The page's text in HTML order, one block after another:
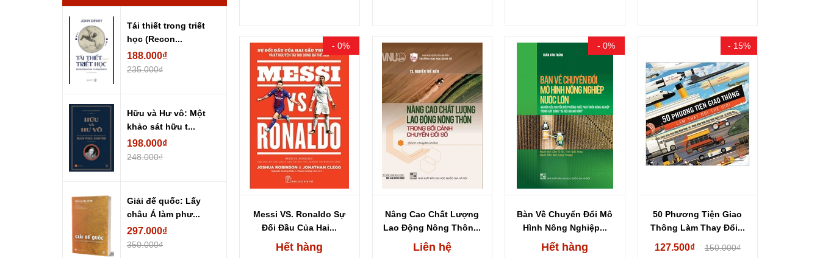
- 0%
Messi VS. Ronaldo Sự
Đối Đầu Của Hai...
Hết hàng
Nâng Cao Chất Lượng
Lao Động Nông Thôn...
Liên hệ
- 0%
Bàn Về Chuyển Đổi Mô
Hình Nông Nghiệp...
Hết hàng
- 15%
50 Phương Tiện Giao
Thông Làm Thay Đổi...
127.500₫ 150.000₫
Tái thiết trong triết
học (Recon...
188.000₫
235.000₫
Hữu và Hư vô: Một
khảo sát hữu t...
198.000₫
248.000₫
Giải đế quốc: Lấy
châu Á làm phư...
297.000₫
350.000₫